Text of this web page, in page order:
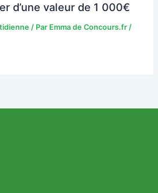
d’une valeur de 1 000€
/ Par Emma de Concours.fr/